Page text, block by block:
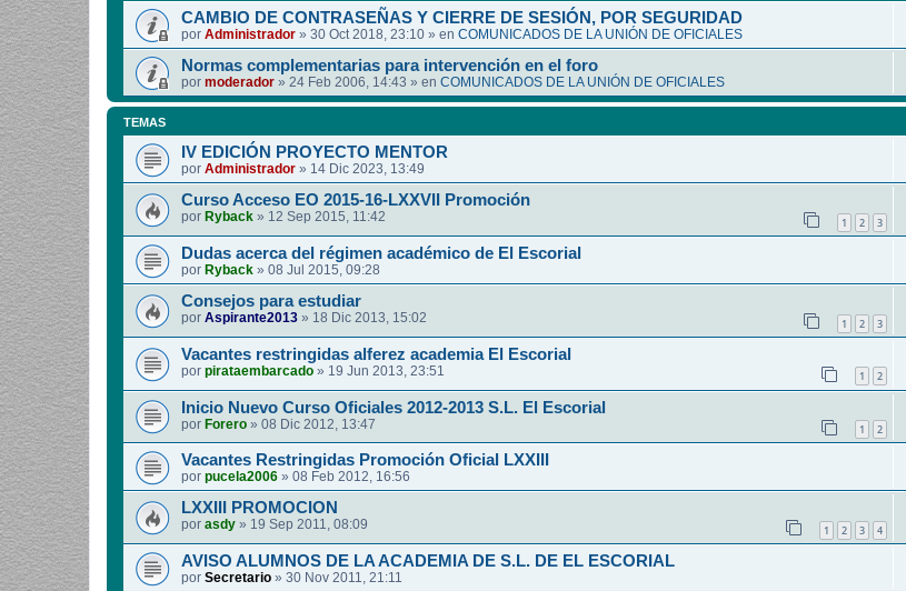
CAMBIO DE CONTRASEÑAS Y CIERRE DE SESIÓN, POR SEGURIDAD
por Administrador » 30 Oct 2018, 23:10 » en COMUNICADOS DE LA UNIÓN DE OFICIALES
Normas complementarias para intervención en el foro
por moderador » 24 Feb 2006, 14:43 » en COMUNICADOS DE LA UNIÓN DE OFICIALES
TEMAS
IV EDICIÓN PROYECTO MENTOR
por Administrador » 14 Dic 2023, 13:49
Curso Acceso EO 2015-16-LXXVII Promoción
por Ryback » 12 Sep 2015, 11:42 1 2 3
Dudas acerca del régimen académico de El Escorial
por Ryback » 08 Jul 2015, 09:28
Consejos para estudiar
por Aspirante2013 » 18 Dic 2013, 15:02 1 2 3
Vacantes restringidas alferez academia El Escorial
por pirataembarcado » 19 Jun 2013, 23:51 1 2
Inicio Nuevo Curso Oficiales 2012-2013 S.L. El Escorial
por Forero » 08 Dic 2012, 13:47 1 2
Vacantes Restringidas Promoción Oficial LXXIII
por pucela2006 » 08 Feb 2012, 16:56
LXXIII PROMOCION
por asdy » 19 Sep 2011, 08:09 1 2 3 4
AVISO ALUMNOS DE LA ACADEMIA DE S.L. DE EL ESCORIAL
por Secretario » 30 Nov 2011, 21:11